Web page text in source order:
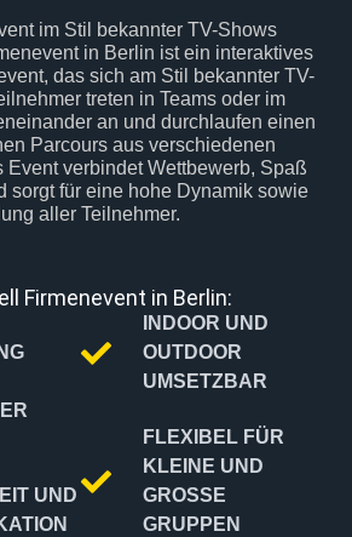
im Stil bekannter TV-Shows
in Berlin ist ein interaktives
das sich am Stil bekannter TV-
treten in Teams oder im
an und durchlaufen einen
Parcours aus verschiedenen
Event verbindet Wettbewerb, Spaß
sorgt für eine hohe Dynamik sowie
aller Teilnehmer.
Firmenevent in Berlin:
UND
INDOOR UND
OUTDOOR
UMSETZBAR
FLEXIBEL FÜR
KLEINE UND
GROSSE G
RUPPEN